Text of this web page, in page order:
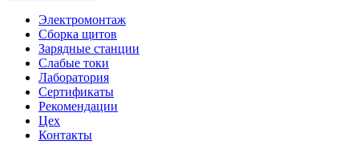
Электромонтаж
Сборка щитов
Зарядные станции
Слабые токи
Лаборатория
Сертификаты
Рекомендации
Цех
Контакты